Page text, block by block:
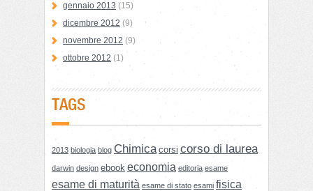
gennaio 2013 (15)
dicembre 2012 (9)
novembre 2012 (9)
ottobre 2012 (1)
TAGS
2013 biologia blog Chimica corsi corso di laurea
darwin design ebook economia editoria esame
esame di maturità esame di stato esami fisica